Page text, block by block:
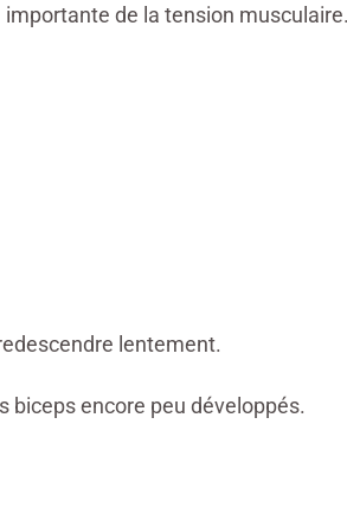
de la tension musculaire.
lentement.
encore peu développés.